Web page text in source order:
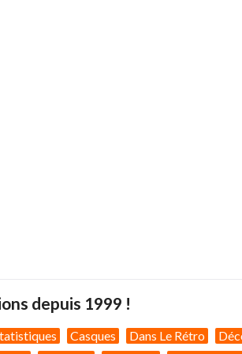
depuis 1999 !
Casques Dans Le Rétro